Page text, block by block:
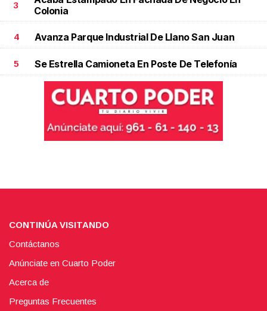
3
Colonia
4 Avanza Parque Industrial De Llano San Juan
5 Se Estrella Camioneta En Poste De Telefonía
CONTINÚA VISITANDO
Contáctanos
Anúnciate en Cuarto Poder
Acerca de
Preguntas Frecuentes